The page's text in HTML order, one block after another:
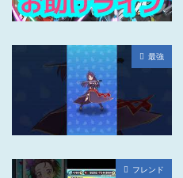
最強
フレンド